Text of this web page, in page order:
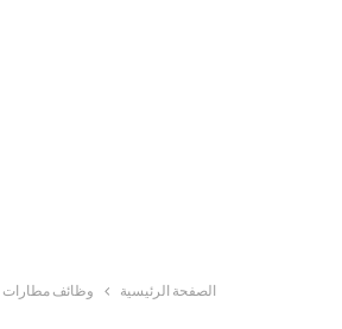
الصفحة الرئيسية وظائف مطارات